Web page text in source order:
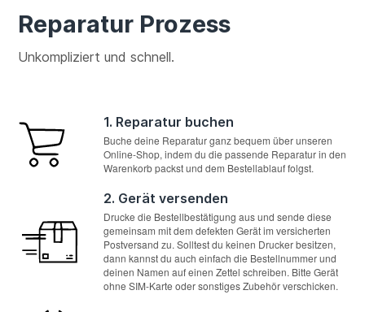
Reparatur Prozess
Unkompliziert und schnell.
1. Reparatur buchen
Buche deine Reparatur ganz bequem über unseren
Online-Shop, indem du die passende Reparatur in den
Warenkorb packst und dem Bestellablauf folgst.
2. Gerät versenden
Drucke die Bestellbestätigung aus und sende diese
gemeinsam mit dem defekten Gerät im versicherten
Postversand zu. Solltest du keinen Drucker besitzen,
dann kannst du auch einfach die Bestellnummer und
deinen Namen auf einen Zettel schreiben. Bitte Gerät
ohne SIM-Karte oder sonstiges Zubehör verschicken.